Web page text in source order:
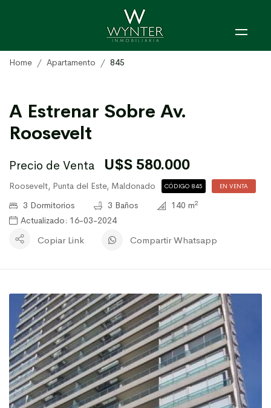
Home Apartamento 845
A Estrenar Sobre Av.
Roosevelt
Precio de Venta U$S 580.000
Roosevelt, Punta del Este, Maldonado CÓDIGO 845 EN VENTA
3 Dormitorios 3 Baños 140 m2
Actualizado: 16-03-2024
Copiar Link Compartir Whatsapp